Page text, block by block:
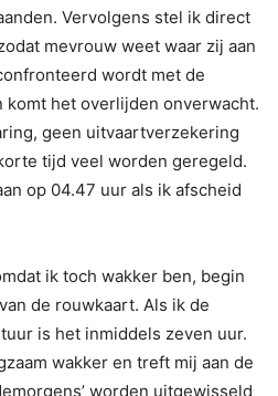
Vervolgens stel ik direct
mevrouw weet waar zij aan
wordt met de
komt het overlijden onverwacht.
geen uitvaartverzekering
tijd veel worden geregeld.
op 04.47 uur als ik afscheid
ik toch wakker ben, begin
de rouwkaart. Als ik de
is het inmiddels zeven uur.
wakker en treft mij aan de
worden uitgewisseld